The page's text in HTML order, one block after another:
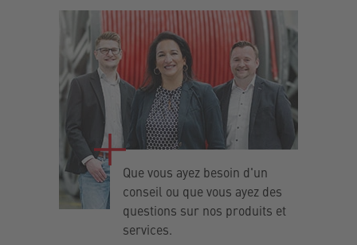
Que vous ayez besoin d'un
conseil ou que vous ayez des
questions sur nos produits et
services.